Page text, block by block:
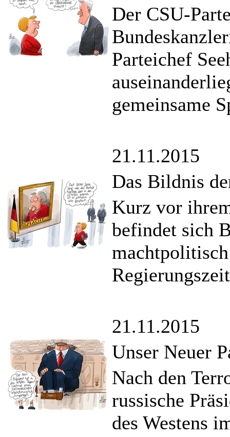
Der CSU-
Parteichef
gemeinsame
21.11.2015
Das Bildnis
Kurz vor
befindet sich
21.11.2015
Unser Neuer
Nach den
russische
des Westens